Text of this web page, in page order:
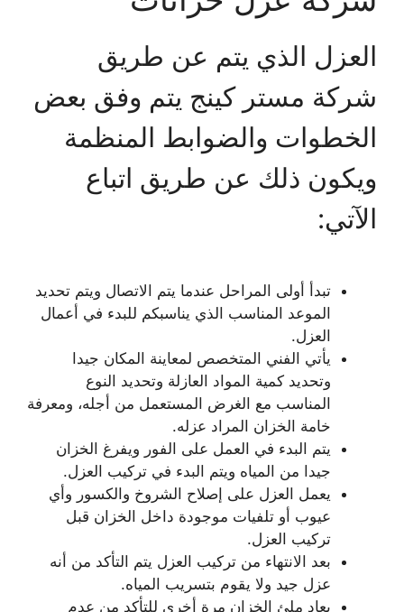
العزل الذي يتم عن طريق
شركة مستر كينج يتم وفق بعض
الخطوات والضوابط المنظمة
ويكون ذلك عن طريق اتباع
الآتي:
تبدأ أولى المراحل عندما يتم الاتصال ويتم تحديد
الموعد المناسب الذي يناسبكم للبدء في أعمال
العزل.
يأتي الفني المتخصص لمعاينة المكان جيدا
وتحديد كمية المواد العازلة وتحديد النوع
المناسب مع الغرض المستعمل من أجله، ومعرفة
خامة الخزان المراد عزله.
يتم البدء في العمل على الفور ويفرغ الخزان
جيدا من المياه ويتم البدء في تركيب العزل.
يعمل العزل على إصلاح الشروخ والكسور وأي
عيوب أو تلفيات موجودة داخل الخزان قبل
تركيب العزل.
بعد الانتهاء من تركيب العزل يتم التأكد من أنه
عزل جيد ولا يقوم بتسريب المياه.
يعاد ملئ الخزان مرة أخرى للتأكد من عدم